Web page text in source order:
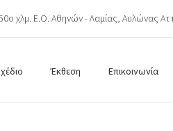
χλμ. Ε.Ο. Αθηνών - Λαμίας, Aυλώνας
Έκθεση Επικοινωνία